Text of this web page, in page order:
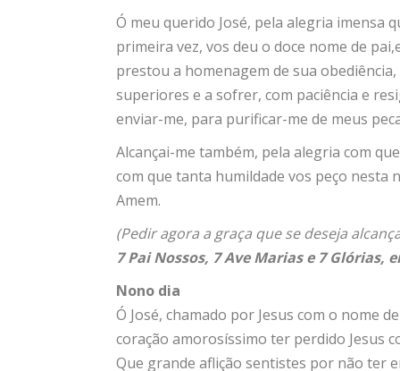
Ó meu querido José, pela alegria imensa
primeira vez, vos deu o doce nome de
prestou a homenagem de sua
superiores e a sofrer, com paciência e
enviar-me, para purificar-me de meus
Alcançai-me também, pela alegria com
com que tanta humildade vos peço nesta
Amem.
(Pedir agora a graça que se deseja
7 Pai Nossos, 7 Ave Marias e 7
Nono dia
Ó José, chamado por Jesus com o nome
coração amorosíssimo ter perdido Jesus
Que grande aflição sentistes por não ter